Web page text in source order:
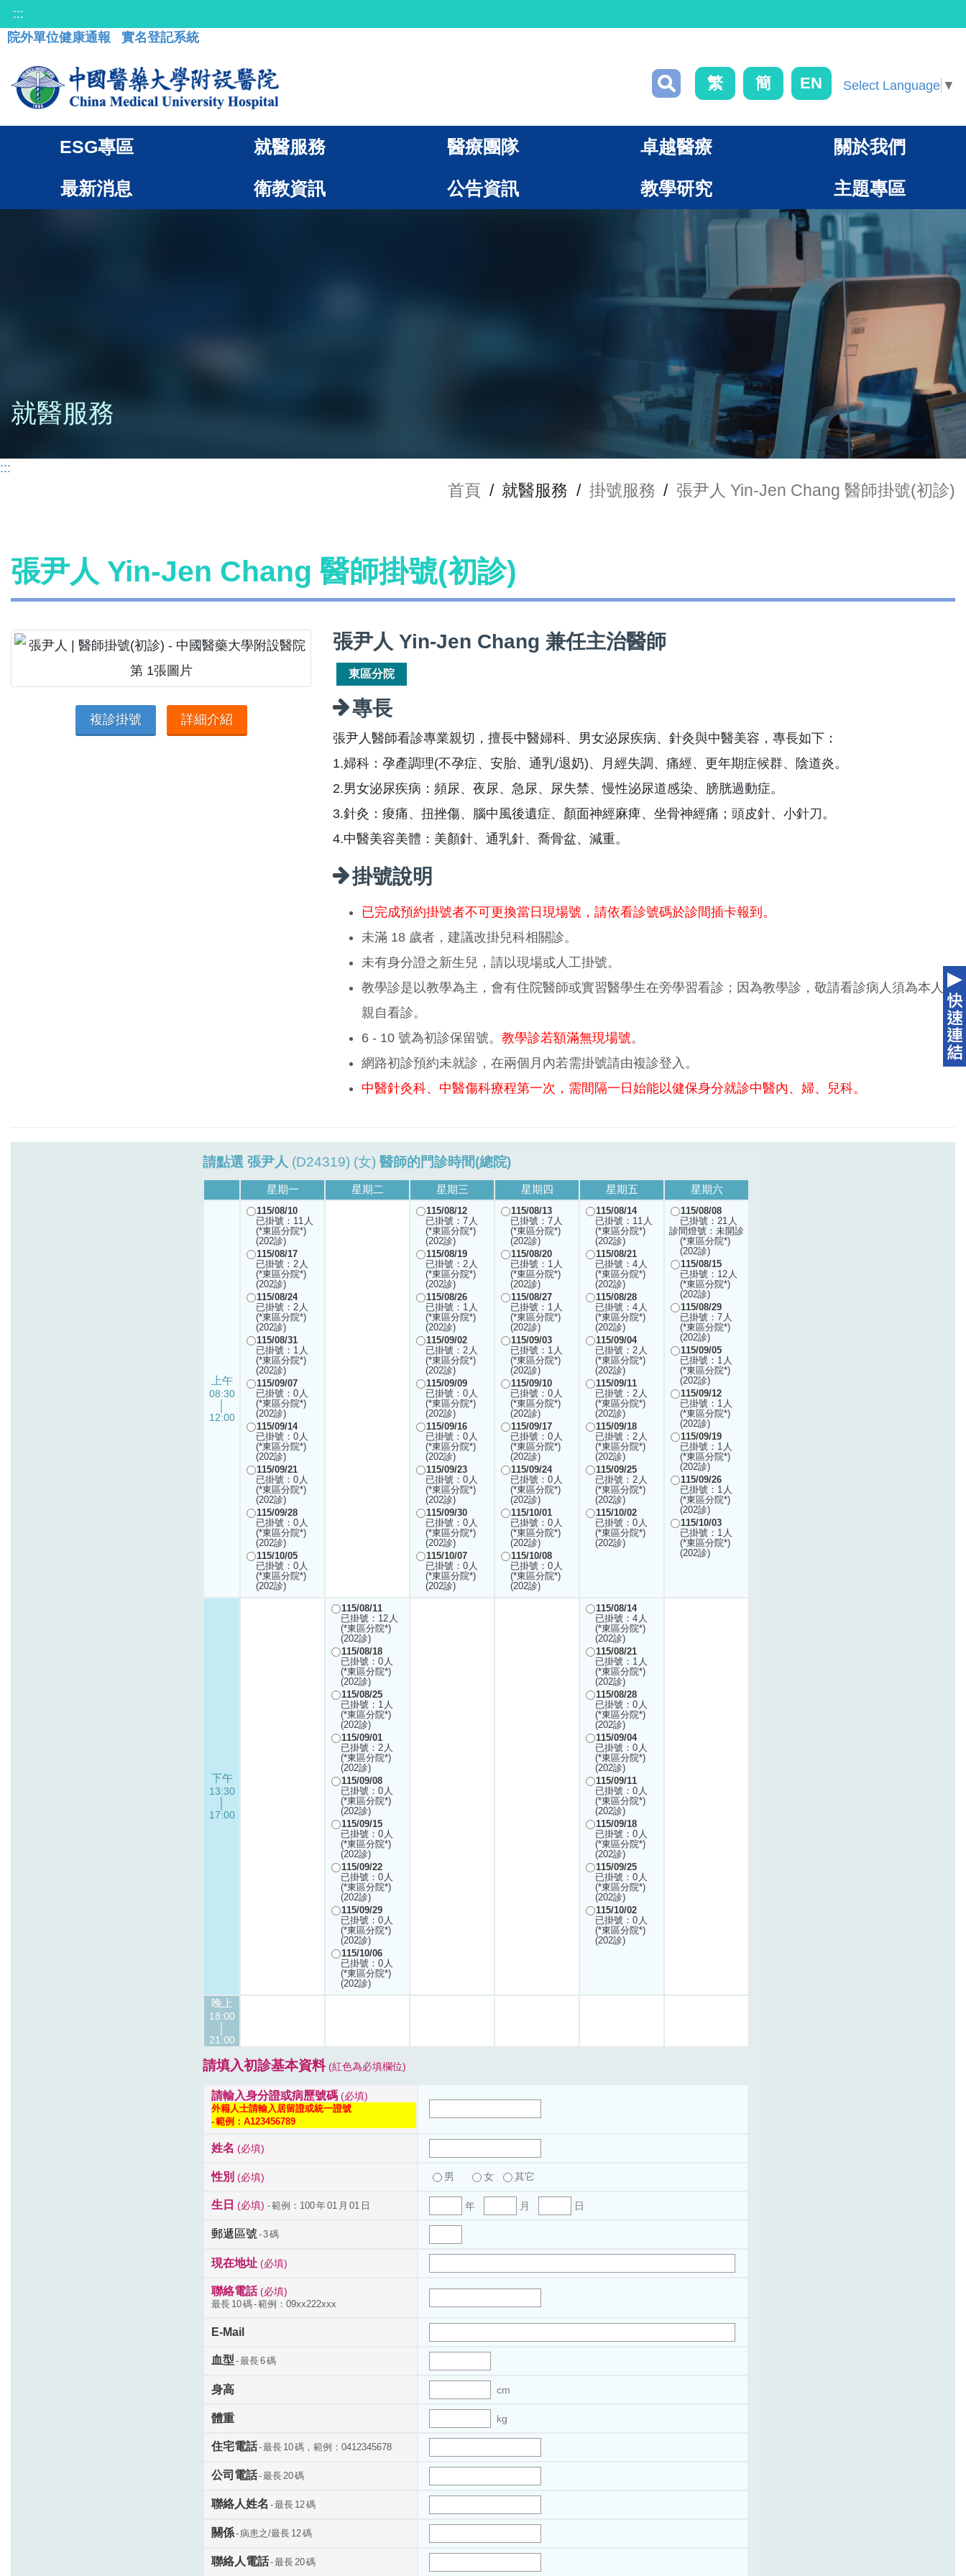
:::
院外單位健康通報
實名登記系統
繁 簡 EN Select Language ▼
ESG專區 就醫服務 醫療團隊 卓越醫療 關於我們
最新消息 衛教資訊 公告資訊 教學研究 主題專區
就醫服務
:::
首頁 / 就醫服務 / 掛號服務 / 張尹人 Yin-Jen Chang 醫師掛號(初診)
張尹人 Yin-Jen Chang 醫師掛號(初診)
複診掛號 詳細介紹
張尹人 Yin-Jen Chang 兼任主治醫師
東區分院
專長
張尹人醫師看診專業親切，擅長中醫婦科、男女泌尿疾病、針灸與中醫美容，專長如下：
1.婦科：孕產調理(不孕症、安胎、通乳/退奶)、月經失調、痛經、更年期症候群、陰道炎。
2.男女泌尿疾病：頻尿、夜尿、急尿、尿失禁、慢性泌尿道感染、膀胱過動症。
3.針灸：痠痛、扭挫傷、腦中風後遺症、顏面神經麻痺、坐骨神經痛；頭皮針、小針刀。
4.中醫美容美體：美顏針、通乳針、喬骨盆、減重。
掛號說明
已完成預約掛號者不可更換當日現場號，請依看診號碼於診間插卡報到。
未滿 18 歲者，建議改掛兒科相關診。
未有身分證之新生兒，請以現場或人工掛號。
教學診是以教學為主，會有住院醫師或實習醫學生在旁學習看診；因為教學診，敬請看診病人須為本人
親自看診。
6 - 10 號為初診保留號。 教學診若額滿無現場號。
網路初診預約未就診，在兩個月內若需掛號請由複診登入。
中醫針灸科、中醫傷科療程第一次，需間隔一日始能以健保身分就診中醫內、婦、兒科。